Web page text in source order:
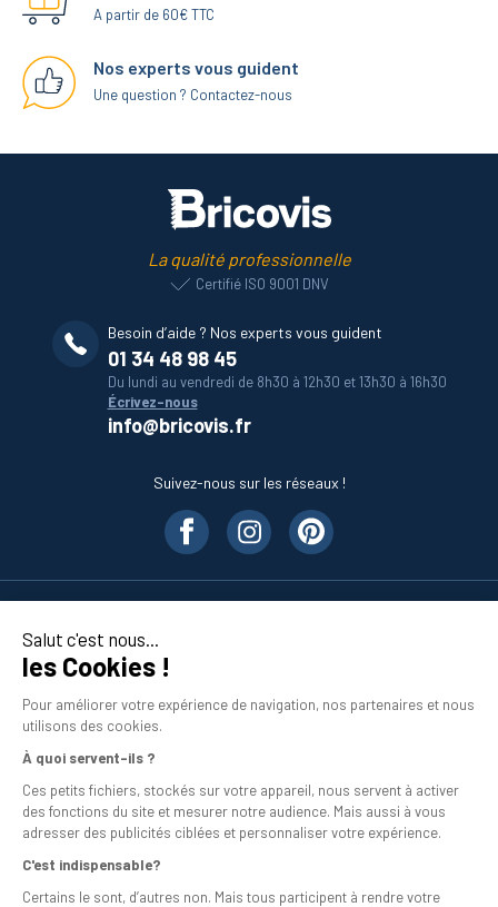
Salut c'est nous...
les Cookies !
Pour améliorer votre expérience de navigation, nos partenaires et nous
utilisons des cookies.
À quoi servent-ils ?
Ces petits fichiers, stockés sur votre appareil, nous servent à activer
des fonctions du site et mesurer notre audience. Mais aussi à vous
adresser des publicités ciblées et personnaliser votre expérience.
C'est indispensable?
Certains le sont, d’autres non. Mais tous participent à rendre votre
A partir de 60€ TTC
Nos experts vous guident
Une question ? Contactez-nous
La qualité professionnelle
Certifié ISO 9001 DNV
Besoin d’aide ? Nos experts vous guident
01 34 48 98 45
Du lundi au vendredi de 8h30 à 12h30 et 13h30 à 16h30
Écrivez-nous
info@bricovis.fr
Suivez-nous sur les réseaux !
En savoir plus
Mentions légales